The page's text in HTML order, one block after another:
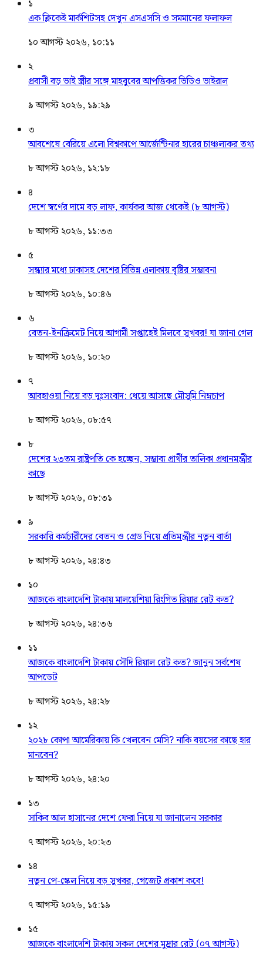
১
এক ক্লিকেই মার্কশিটসহ দেখুন এসএসসি ও সমমানের ফলাফল
১০ আগস্ট ২০২৬, ১০:১১
২
প্রবাসী বড় ভাই স্ত্রীর সঙ্গে মাহবুবের আপত্তিকর ভিডিও ভাইরাল ​
৯ আগস্ট ২০২৬, ১৯:২৯
৩
আবশেষে বেরিয়ে এলো বিশ্বকাপে আর্জেন্টিনার হারের চাঞ্চল্যকর তথ্য
৮ আগস্ট ২০২৬, ১২:১৮
৪
দেশে স্বর্ণের দামে বড় লাফ, কার্যকর আজ থেকেই (৮ আগস্ট)
৮ আগস্ট ২০২৬, ১১:৩৩
৫
সন্ধ্যার মধ্যে ঢাকাসহ দেশের বিভিন্ন এলাকায় বৃষ্টির সম্ভাবনা
৮ আগস্ট ২০২৬, ১০:৪৬
৬
বেতন-ইনক্রিমেট নিয়ে আগামী সপ্তাহেই মিলবে সুখবর! যা জানা গেল
৮ আগস্ট ২০২৬, ১০:২০
৭
আবহাওয়া নিয়ে বড় দুঃসংবাদ: ধেয়ে আসছে মৌসুমি নিম্নচাপ
৮ আগস্ট ২০২৬, ০৮:৫৭
৮
দেশের ২৩তম রাষ্ট্রপতি কে হচ্ছেন, সম্ভাব্য প্রার্থীর তালিকা প্রধানমন্ত্রীর
কাছে
৮ আগস্ট ২০২৬, ০৮:৩১
৯
সরকারি কর্মচারীদের বেতন ও গ্রেড নিয়ে প্রতিমন্ত্রীর নতুন বার্তা
৮ আগস্ট ২০২৬, ২৪:৪৩
১০
আজকে বাংলাদেশি টাকায় মালয়েশিয়া রিংগিত রিয়ার রেট কত?
৮ আগস্ট ২০২৬, ২৪:৩৬
১১
আজকে বাংলাদেশি টাকায় সৌদি রিয়াল রেট কত? জানুন সর্বশেষ
আপডেট
৮ আগস্ট ২০২৬, ২৪:২৮
১২
২০২৮ কোপা আমেরিকায় কি খেলবেন মেসি? নাকি বয়সের কাছে হার
মানবেন?
৮ আগস্ট ২০২৬, ২৪:২০
১৩
সাকিব আল হাসানের দেশে ফেরা নিয়ে যা জানালেন সরকার
৭ আগস্ট ২০২৬, ২০:২৩
১৪
নতুন পে-স্কেল নিয়ে বড় সুখবর, গেজেট প্রকাশ কবে!
৭ আগস্ট ২০২৬, ১৫:১৯
১৫
আজকে বাংলাদেশি টাকায় সকল দেশের মুদ্রার রেট (০৭ আগস্ট)